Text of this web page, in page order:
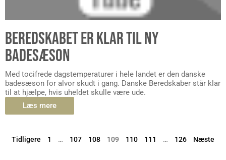
BEREDSKABET ER KLAR TIL NY
BADESÆSON
Med tocifrede dagstemperaturer i hele landet er den danske
badesæson for alvor skudt i gang. Danske Beredskaber står klar
til at hjælpe, hvis uheldet skulle være ude.
Læs mere
Tidligere 1 … 107 108 109 110 111 … 126 Næste